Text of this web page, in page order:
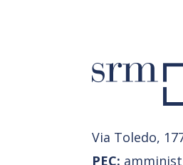
Via Toledo,
PEC: